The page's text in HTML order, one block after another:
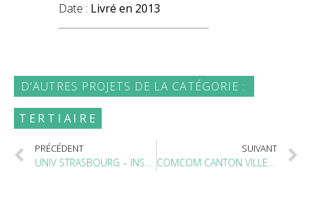
Date : Livré en 2013
D'AUTRES PROJETS DE LA CATÉGORIE :
TERTIAIRE
PRÉCÉDENT SUIVANT